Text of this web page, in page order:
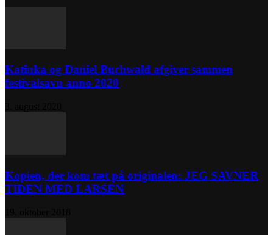
Katinka og Daniel Buchwald afgiver sammen
festivalsavn anno 2020
Kopien, der kom tæt på originalen: JEG SAVNER
TIDEN MED LARSEN